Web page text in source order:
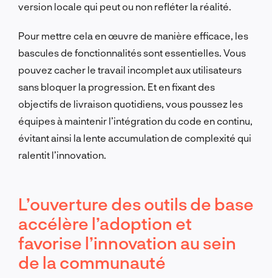
version locale qui peut ou non refléter la réalité.
Pour mettre cela en œuvre de manière efficace, les
bascules de fonctionnalités sont essentielles. Vous
pouvez cacher le travail incomplet aux utilisateurs
sans bloquer la progression. Et en fixant des
objectifs de livraison quotidiens, vous poussez les
équipes à maintenir l’intégration du code en continu,
évitant ainsi la lente accumulation de complexité qui
ralentit l’innovation.
L’ouverture des outils de base
accélère l’adoption et
favorise l’innovation au sein
de la communauté